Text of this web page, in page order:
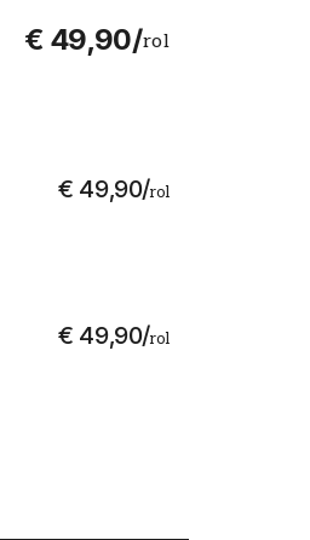
€ 49,90/rol
€ 49,90/rol
€ 49,90/rol